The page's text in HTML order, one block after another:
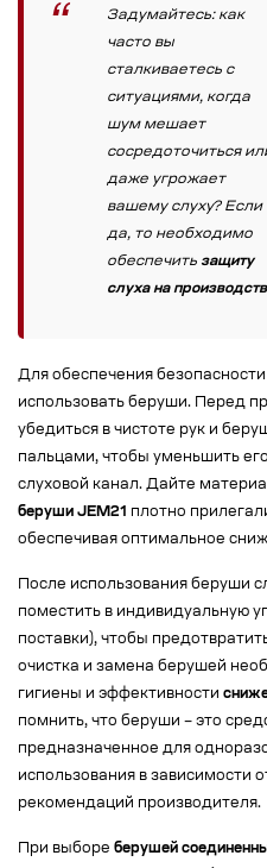
Задумайтесь: как
часто вы
сталкиваетесь с
ситуациями, когда
шум мешает
сосредоточиться
даже угрожает
вашему слуху? Если
да, то необходимо
обеспечить защиту
слуха на
Для обеспечения
использовать беруши. Перед
убедиться в чистоте рук и
пальцами, чтобы уменьшить
слуховой канал. Дайте
беруши JEM21 плотно
обеспечивая оптимальное
После использования беруши
поместить в индивидуальную
поставки), чтобы
очистка и замена берушей
гигиены и эффективности
помнить, что беруши – это
предназначенное для
использования в зависимости
рекомендаций производителя.
При выборе берушей